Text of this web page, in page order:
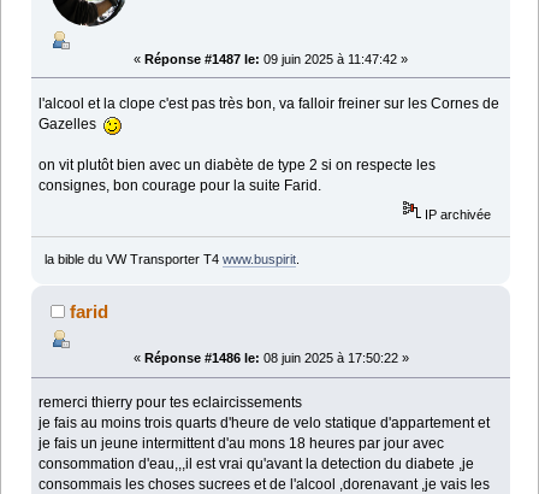
« Réponse #1487 le: 09 juin 2025 à 11:47:42 »
l'alcool et la clope c'est pas très bon, va falloir freiner sur les Cornes de
Gazelles
on vit plutôt bien avec un diabète de type 2 si on respecte les
consignes, bon courage pour la suite Farid.
IP archivée
la bible du VW Transporter T4 www.buspirit.
farid
« Réponse #1486 le: 08 juin 2025 à 17:50:22 »
remerci thierry pour tes eclaircissements
je fais au moins trois quarts d'heure de velo statique d'appartement et
je fais un jeune intermittent d'au mons 18 heures par jour avec
consommation d'eau,,,il est vrai qu'avant la detection du diabete ,je
consommais les choses sucrees et de l'alcool ,dorenavant ,je vais les